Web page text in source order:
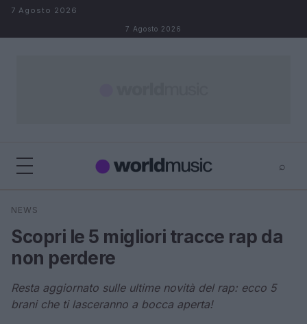
Salta al contenuto
7 Agosto 2026
7 Agosto 2026
⌕
Cerca
NEWS
Scopri le 5 migliori tracce rap da
non perdere
Resta aggiornato sulle ultime novità del rap: ecco 5
brani che ti lasceranno a bocca aperta!